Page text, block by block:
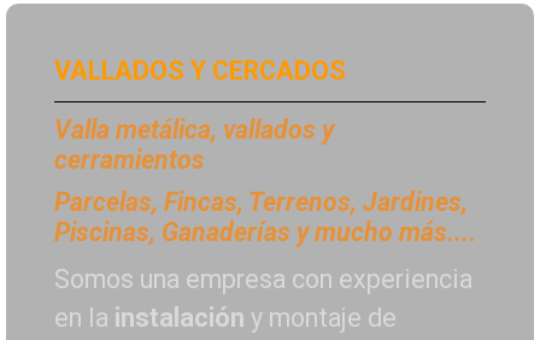
VALLADOS Y CERCADOS
Valla metálica, vallados y
cerramientos
Parcelas, Fincas, Terrenos, Jardines,
Piscinas, Ganaderías y mucho más....
Somos una empresa con experiencia
en la instalación y montaje de